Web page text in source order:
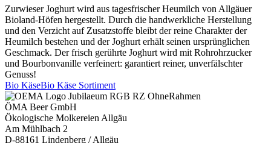
Zurwieser Joghurt wird aus tagesfrischer Heumilch von Allgäuer
Bioland-Höfen hergestellt. Durch die handwerkliche Herstellung
und den Verzicht auf Zusatzstoffe bleibt der reine Charakter der
Heumilch bestehen und der Joghurt erhält seinen ursprünglichen
Geschmack. Der frisch gerührte Joghurt wird mit Rohrohrzucker
und Bourbonvanille verfeinert: garantiert reiner, unverfälschter
Genuss!
Bio KäseBio Käse Sortiment
ÖMA Beer GmbH
Ökologische Molkereien Allgäu
Am Mühlbach 2
D-88161 Lindenberg / Allgäu